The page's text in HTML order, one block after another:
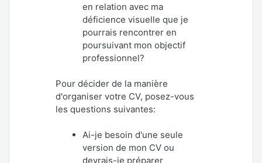
en relation avec ma
déficience visuelle que je
pourrais rencontrer en
poursuivant mon objectif
professionnel?
Pour décider de la manière
d'organiser votre CV, posez-vous
les questions suivantes:
Ai-je besoin d'une seule
version de mon CV ou
devrais-je préparer